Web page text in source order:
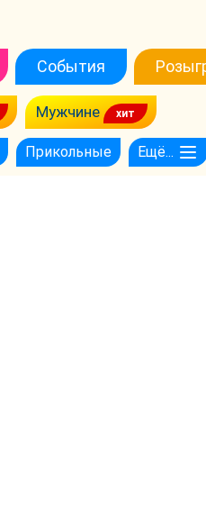
События
Мужчине
Прикольные Ещё...